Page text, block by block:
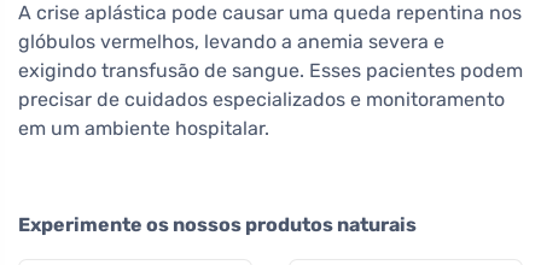
A crise aplástica pode causar uma queda repentina nos
glóbulos vermelhos, levando a anemia severa e
exigindo transfusão de sangue. Esses pacientes podem
precisar de cuidados especializados e monitoramento
em um ambiente hospitalar.
Experimente os nossos produtos naturais